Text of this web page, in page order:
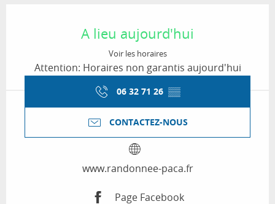
A lieu aujourd'hui
Voir les horaires
Attention: Horaires non garantis aujourd'hui
06 32 71 26 ▒▒
CONTACTEZ-NOUS
www.randonnee-paca.fr
Page Facebook